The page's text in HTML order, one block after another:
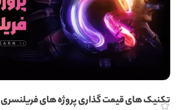
تکنیک های قیمت گذاری پروژه های فریلنسری